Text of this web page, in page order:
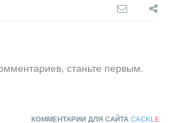
станьте первым.
КОММЕНТАРИИ ДЛЯ САЙТА CACKL E